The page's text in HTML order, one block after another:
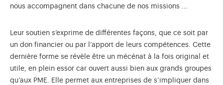
nous accompagnent dans chacune de nos missions ...
Leur soutien s’exprime de différentes façons, que ce soit par
un don financier ou par l’apport de leurs compétences. Cette
dernière forme se révèle être un mécénat à la fois original et
utile, en plein essor car ouvert aussi bien aux grands groupes
qu’aux PME. Elle permet aux entreprises de s’impliquer dans